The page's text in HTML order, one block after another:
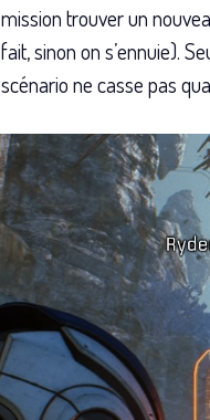
mission trouver un
fait, sinon on s’ennuie).
scénario ne casse pas